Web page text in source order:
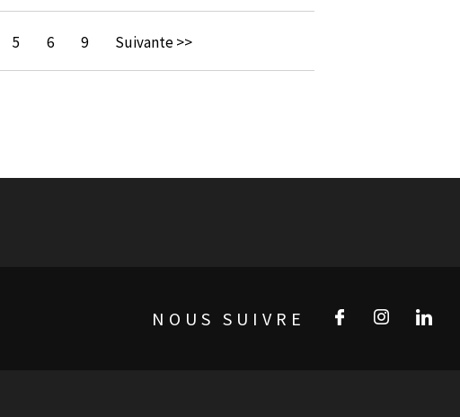
5 6 9 Suivante >>
NOUS SUIVRE